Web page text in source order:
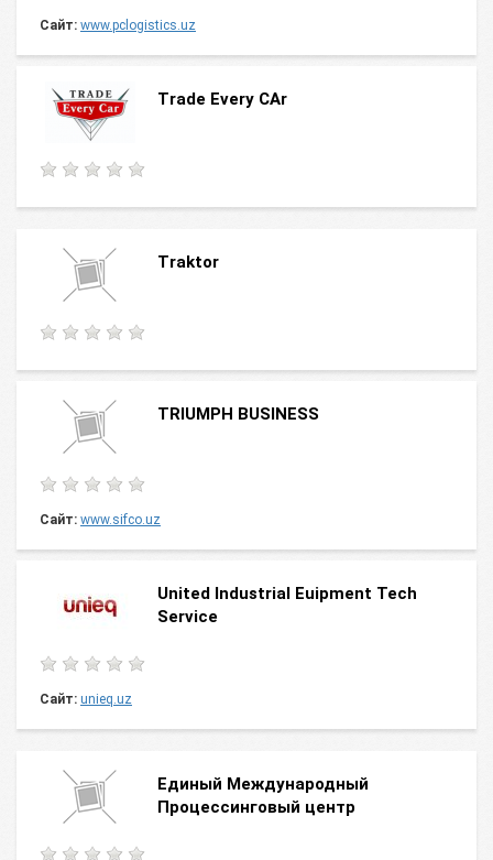
Сайт: www.pclogistics.uz
Trade Every CAr
Traktor
TRIUMPH BUSINESS
Сайт: www.sifco.uz
United Industrial Euipment Tech
Service
Сайт: unieq.uz
Единый Международный
Процессинговый центр